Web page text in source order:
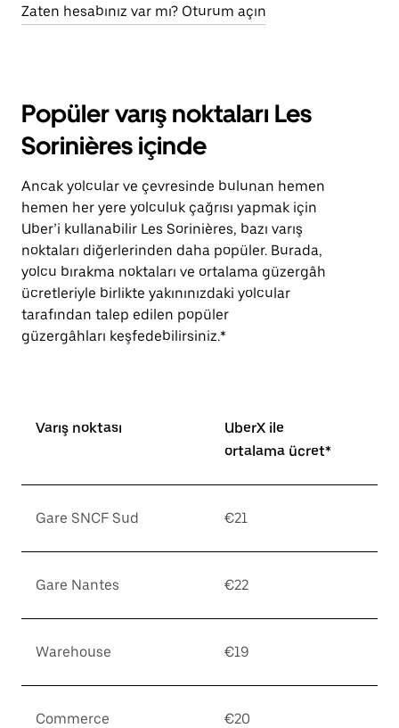
Zaten hesabınız var mı? Oturum açın
Popüler varış noktaları Les
Sorinières içinde
Ancak yolcular ve çevresinde bulunan hemen
hemen her yere yolculuk çağrısı yapmak için
Uber’i kullanabilir Les Sorinières, bazı varış
noktaları diğerlerinden daha popüler. Burada,
yolcu bırakma noktaları ve ortalama güzergâh
ücretleriyle birlikte yakınınızdaki yolcular
tarafından talep edilen popüler
güzergâhları keşfedebilirsiniz.*
Varış noktası
UberX ile
ortalama ücret*
Gare SNCF Sud €21
Gare Nantes €22
Warehouse €19
Commerce €20